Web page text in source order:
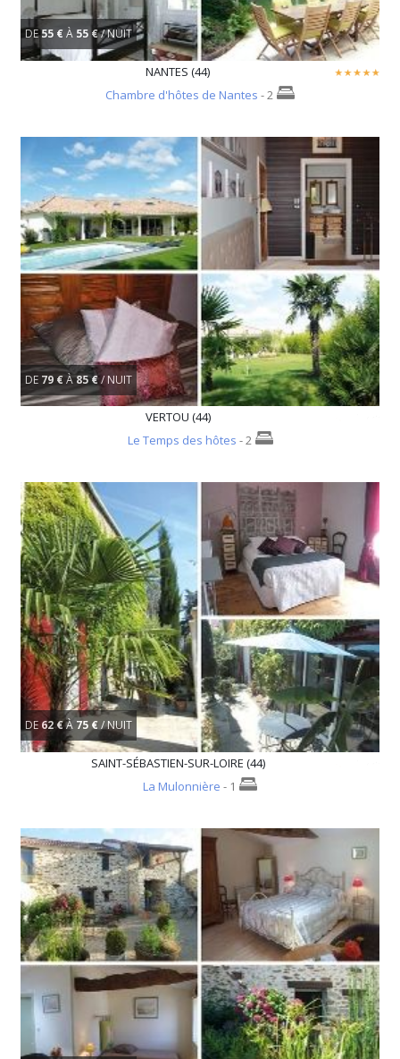
DE55 €À 55 €/ NUIT
NANTES (44)
Chambre d'hôtes de Nantes - 2
DE 79 €À85 €/ NUIT
VERTOU (44)
Le Temps des hôtes - 2
DE 62 €À 75 €/ NUIT
SAINT-SÉBASTIEN-SUR-LOIRE (44)
La Mulonnière - 1